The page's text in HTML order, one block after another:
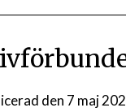
den 7 maj